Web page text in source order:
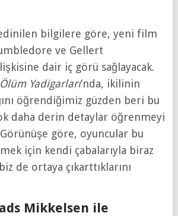
bilgilere göre, yeni film
ve Gellert
dair iç görü sağlayacak.
Yadigarları’nda, ikilinin
öğrendiğimiz güzden beri bu
daha derin detaylar öğrenmeyi
göre, oyuncular bu
için kendi çabalarıyla biraz
de ortaya çıkarttıklarını
Mikkelsen ile